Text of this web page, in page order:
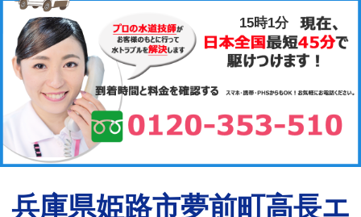
15時2分
兵庫県姫路市夢前町高長エ